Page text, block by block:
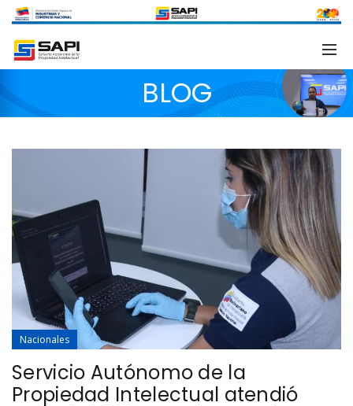
BLOG
Nacionales
Servicio Autónomo de la
Propiedad Intelectual atendió